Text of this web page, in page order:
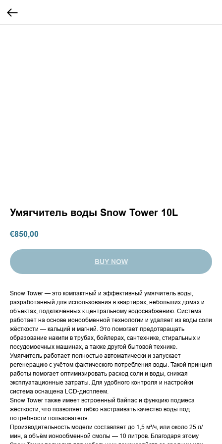
Умягчитель воды Snow Tower 10L
€850,00
BUY NOW
Snow Tower — это компактный и эффективный умягчитель воды,
разработанный для использования в квартирах, небольших домах и
объектах, подключённых к центральному водоснабжению. Система
работает на основе ионообменной технологии и удаляет из воды соли
жёсткости — кальций и магний. Это помогает предотвращать
образование накипи в трубах, бойлерах, сантехнике, стиральных и
посудомоечных машинах, а также другой бытовой технике.
Умягчитель работает полностью автоматически и запускает
регенерацию с учётом фактического потребления воды. Такой принцип
работы помогает оптимизировать расход соли и воды, снижая
эксплуатационные затраты. Для удобного контроля и настройки
система оснащена LCD-дисплеем.
Snow Tower также имеет встроенный байпас и функцию подмеса
жёсткости, что позволяет гибко настраивать качество воды под
потребности пользователя.
Производительность модели составляет до 1,5 м³/ч, или около 25 л/
мин, а объём ионообменной смолы — 10 литров. Благодаря этому